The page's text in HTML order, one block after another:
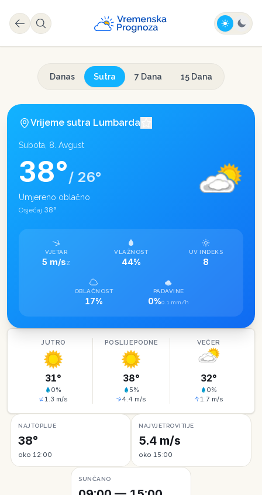
Danas Sutra 7 Dana 15 Dana
Vrijeme sutra Lumbarda
Subota, 8. Avgust
38°/ 26°
Umjereno oblačno
Osjećaj 38°
VJETAR
5 m/sZ
VLAŽNOST
44%
UV INDEKS
8
OBLAČNOST
17%
PADAVINE
0%0.1 mm/h
JUTRO
31°
0%
1.3 m/s
POSLIJEPODNE
38°
5%
4.4 m/s
VEČER
32°
0%
1.7 m/s
NAJTOPLIJE
38°
oko 12:00
NAJVJETROVITIJE
5.4 m/s
oko 15:00
SUNČANO